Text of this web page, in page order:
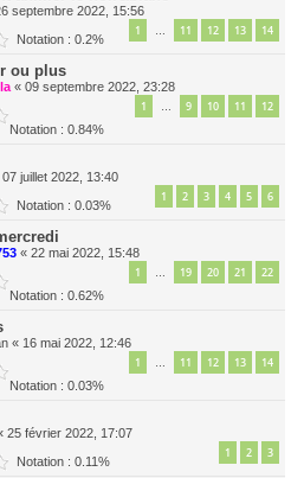
septembre 2022, 15:56
1 … 11 12 13 14
Notation : 0.2%
ou plus
« 09 septembre 2022, 23:28
1 … 9 10 11 12
Notation : 0.84%
07 juillet 2022, 13:40
1 2 3 4 5 6
Notation : 0.03%
« 22 mai 2022, 15:48
1 … 19 20 21 22
Notation : 0.62%
« 16 mai 2022, 12:46
1 … 11 12 13 14
Notation : 0.03%
25 février 2022, 17:07
1 2 3
Notation : 0.11%